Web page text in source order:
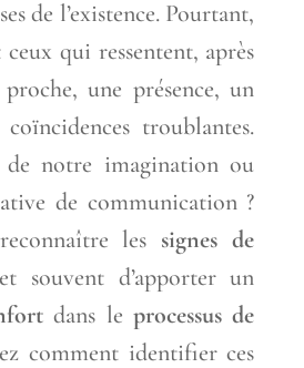
de l’existence. Pourtant,
qui ressentent, après
une présence, un
troublantes.
notre imagination ou
de communication ?
les signes de
souvent d’apporter un
dans le processus de
comment identifier ces